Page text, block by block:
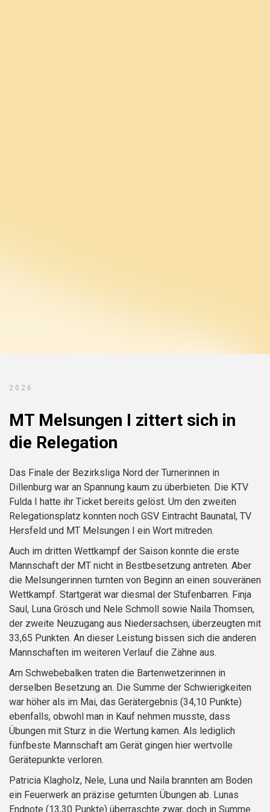
2026
MT Melsungen I zittert sich in
die Relegation
Das Finale der Bezirksliga Nord der Turnerinnen in
Dillenburg war an Spannung kaum zu überbieten. Die KTV
Fulda I hatte ihr Ticket bereits gelöst. Um den zweiten
Relegationsplatz konnten noch GSV Eintracht Baunatal, TV
Hersfeld und MT Melsungen I ein Wort mitreden.
Auch im dritten Wettkampf der Saison konnte die erste
Mannschaft der MT nicht in Bestbesetzung antreten. Aber
die Melsungerinnen turnten von Beginn an einen souveränen
Wettkampf. Startgerät war diesmal der Stufenbarren. Finja
Saul, Luna Grösch und Nele Schmoll sowie Naila Thomsen,
der zweite Neuzugang aus Niedersachsen, überzeugten mit
33,65 Punkten. An dieser Leistung bissen sich die anderen
Mannschaften im weiteren Verlauf die Zähne aus.
Am Schwebebalken traten die Bartenwetzerinnen in
derselben Besetzung an. Die Summe der Schwierigkeiten
war höher als im Mai, das Gerätergebnis (34,10 Punkte)
ebenfalls, obwohl man in Kauf nehmen musste, dass
Übungen mit Sturz in die Wertung kamen. Als lediglich
fünfbeste Mannschaft am Gerät gingen hier wertvolle
Gerätepunkte verloren.
Patricia Klagholz, Nele, Luna und Naila brannten am Boden
ein Feuerwerk an präzise geturnten Übungen ab. Lunas
Endnote (13,30 Punkte) überraschte zwar, doch in Summe